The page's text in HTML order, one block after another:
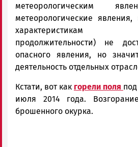
метеорологическим
метеорологические
характеристикам
продолжительности) не
опасного явления, но
деятельность отдельных
Кстати, вот как горели поля
июля 2014 года.
брошенного окурка.